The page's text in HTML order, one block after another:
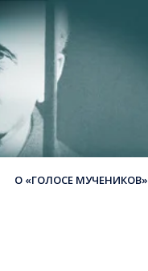
О «ГОЛОСЕ МУЧЕНИКОВ»